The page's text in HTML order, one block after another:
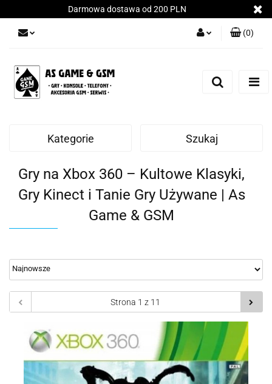
Darmowa dostawa od 200 PLN
(0)
Kategorie Szukaj
Gry na Xbox 360 – Kultowe Klasyki,
Gry Kinect i Tanie Gry Używane | As
Game & GSM